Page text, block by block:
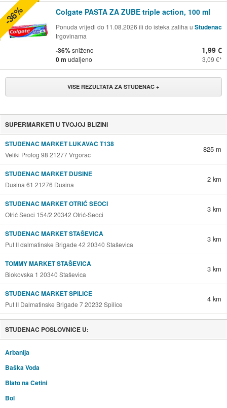
Colgate PASTA ZA ZUBE triple action, 100 ml
Ponuda vrijedi do 11.08.2026 ili do isteka zaliha u Studenac
trgovinama
-36%sniženo
0 m udaljeno
1,99 €
3,09 €
-36%
VIŠE REZULTATA ZA STUDENAC +
SUPERMARKETI U TVOJOJ BLIZINI
STUDENAC MARKET LUKAVAC T138
Veliki Prolog 98 21277 Vrgorac
825 m
STUDENAC MARKET DUSINE
Dusina 61 21276 Dusina
2 km
STUDENAC MARKET OTRIĆ SEOCI
Otrić Seoci 154/2 20342 Otrić-Seoci
3 km
STUDENAC MARKET STAŠEVICA
Put II dalmatinske Brigade 42 20340 Staševica
3 km
TOMMY MARKET STAŠEVICA
Biokovska 1 20340 Staševica
3 km
STUDENAC MARKET SPILICE
Put II Dalmatinske Brigade 7 20232 Spilice
4 km
STUDENAC POSLOVNICE U:
Arbanija
Baška Voda
Blato na Cetini
Bol